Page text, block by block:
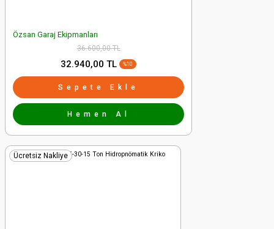
Özsan Garaj Ekipmanları
36.600,00 TL
32.940,00 TL %10
Sepete Ekle
Hemen Al
Ücretsiz Nakliye